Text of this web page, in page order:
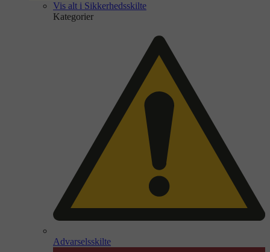
Vis alt i Sikkerhedsskilte
Kategorier
Advarselsskilte